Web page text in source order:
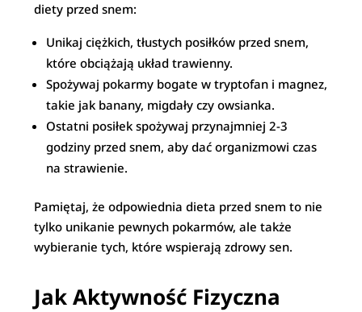
diety przed snem:
Unikaj ciężkich, tłustych posiłków przed snem,
które obciążają układ trawienny.
Spożywaj pokarmy bogate w tryptofan i magnez,
takie jak banany, migdały czy owsianka.
Ostatni posiłek spożywaj przynajmniej 2-3
godziny przed snem, aby dać organizmowi czas
na strawienie.
Pamiętaj, że odpowiednia dieta przed snem to nie
tylko unikanie pewnych pokarmów, ale także
wybieranie tych, które wspierają zdrowy sen.
Jak Aktywność Fizyczna